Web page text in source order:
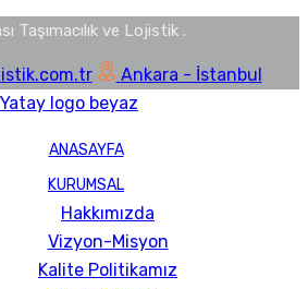
Taşımacılık ve Lojistik .
Ankara - İstanbul
ANASAYFA
KURUMSAL
Hakkımızda
Vizyon-Misyon
Kalite Politikamız